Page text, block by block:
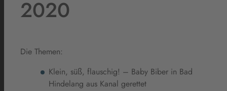
2020
Die Themen:
Klein, süß, flauschig! – Baby Biber in Bad
Hindelang aus Kanal gerettet